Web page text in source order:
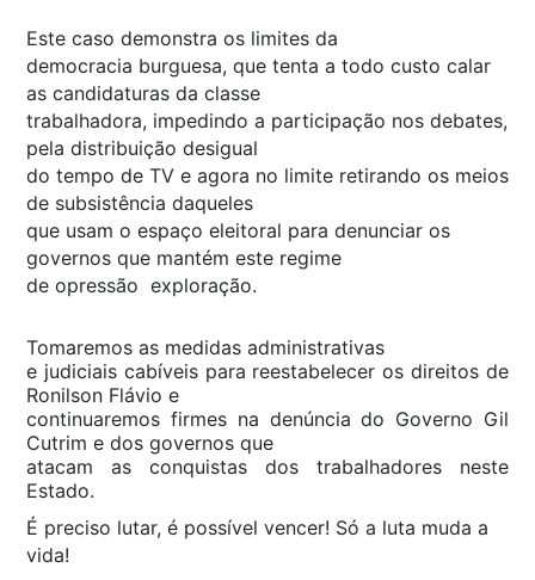
Este caso demonstra os limites da
democracia burguesa, que tenta a todo custo calar
as candidaturas da classe
trabalhadora, impedindo a participação nos debates,
pela distribuição desigual
do tempo de TV e agora no limite retirando os meios
de subsistência daqueles
que usam o espaço eleitoral para denunciar os
governos que mantém este regime
de opressão exploração.
Tomaremos as medidas administrativas
e judiciais cabíveis para reestabelecer os direitos de
Ronilson Flávio e
continuaremos firmes na denúncia do Governo Gil
Cutrim e dos governos que
atacam as conquistas dos trabalhadores neste
Estado.
É preciso lutar, é possível vencer! Só a luta muda a
vida!